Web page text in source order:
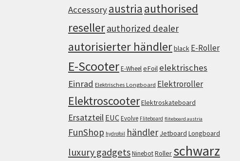
Accessoryaustria authorised
resellerauthorized dealer
autorisierter händlerblack E-Roller
E-ScooterE-WheeleFoil elektrisches
Einrad Elektrisches Longboard Elektroroller
ElektroscooterElektroskateboard
Ersatzteil EUCEvolve Fliteboard fliteboard austria
FunShop hydrofoil händler Jetboard Longboard
luxury gadgetsNinebotRoller schwarz